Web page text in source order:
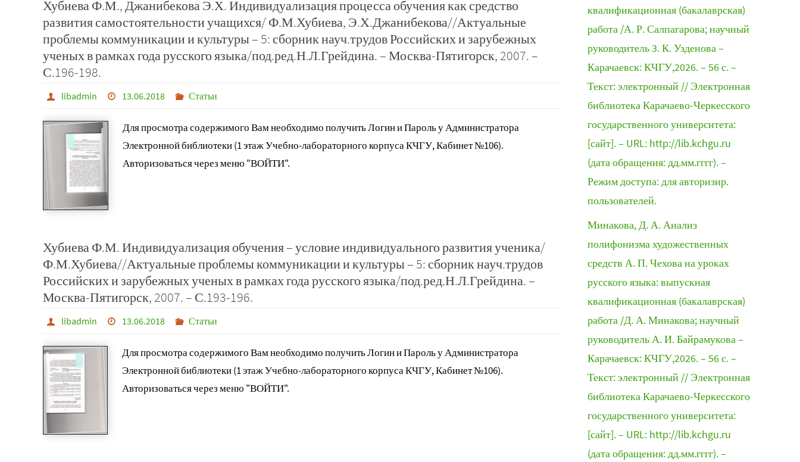
Хубиева Ф.М., Джанибекова Э.Х. Индивидуализация процесса обучения как средство
развития самостоятельности учащихся/ Ф.М.Хубиева, Э.Х.Джанибекова//Актуальные
проблемы коммуникации и культуры – 5: сборник науч.трудов Российских и зарубежных
ученых в рамках года русского языка/под.ред.Н.Л.Грейдина. – Москва-Пятигорск, 2007. –
С.196-198.
libadmin 13.06.2018 Статьи
Для просмотра содержимого Вам необходимо получить Логин и Пароль у Администратора
Электронной библиотеки (1 этаж Учебно-лабораторного корпуса КЧГУ, Кабинет №106).
Авторизоваться через меню "ВОЙТИ".
Хубиева Ф.М. Индивидуализация обучения – условие индивидуального развития ученика/
Ф.М.Хубиева//Актуальные проблемы коммуникации и культуры – 5: сборник науч.трудов
Российских и зарубежных ученых в рамках года русского языка/под.ред.Н.Л.Грейдина. –
Москва-Пятигорск, 2007. – С.193-196.
libadmin 13.06.2018 Статьи
Для просмотра содержимого Вам необходимо получить Логин и Пароль у Администратора
Электронной библиотеки (1 этаж Учебно-лабораторного корпуса КЧГУ, Кабинет №106).
Авторизоваться через меню "ВОЙТИ".
квалификационная (бакалаврская)
работа /А. Р. Салпагарова; научный
руководитель 3. К. Узденова –
Карачаевск: КЧГУ,2026. – 56 с. –
Текст: электронный // Электронная
библиотека Карачаево-Черкесского
государственного университета:
[сайт]. – URL: http://lib.kchgu.ru
(дата обращения: дд.мм.гггг). –
Режим доступа: для авторизир.
пользователей.
Минакова, Д. А. Анализ
полифонизма художественных
средств А. П. Чехова на уроках
русского языка: выпускная
квалификационная (бакалаврская)
работа /Д. А. Минакова; научный
руководитель А. И. Байрамукова –
Карачаевск: КЧГУ,2026. – 56 с. –
Текст: электронный // Электронная
библиотека Карачаево-Черкесского
государственного университета:
[сайт]. – URL: http://lib.kchgu.ru
(дата обращения: дд.мм.гггг). –